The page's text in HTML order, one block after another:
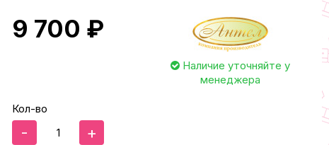
9 700 ₽
Наличие уточняйте у
менеджера
Кол-во
- +